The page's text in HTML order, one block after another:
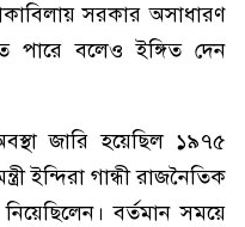
সরকার অসাধারণ
পারে বলেও ইঙ্গিত দেন
জারি হয়েছিল ১৯৭৫
ইন্দিরা গান্ধী রাজনৈতিক
নিয়েছিলেন। বর্তমান সময়ে